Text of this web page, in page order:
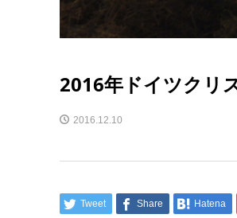
2016年ドイツクリ
2016.12.10
Tweet Share Hatena